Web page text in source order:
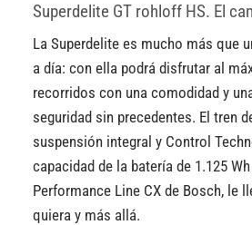
Superdelite GT rohloff HS. El
La Superdelite es mucho más que
a día: con ella podrá disfrutar al
recorridos con una comodidad y
seguridad sin precedentes. El tren
suspensión integral y Control
capacidad de la batería de 1.125
Performance Line CX de Bosch, le
quiera y más allá.